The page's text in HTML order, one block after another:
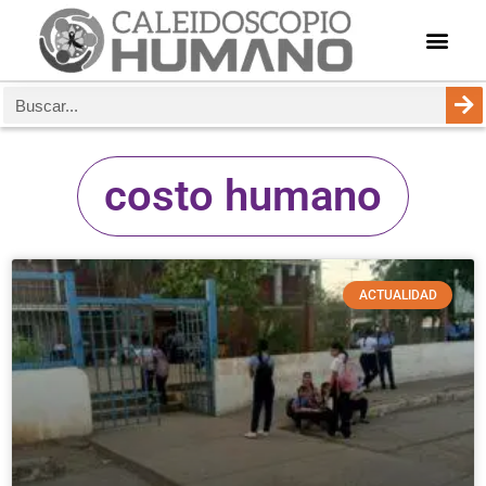
costo humano
ACTUALIDAD